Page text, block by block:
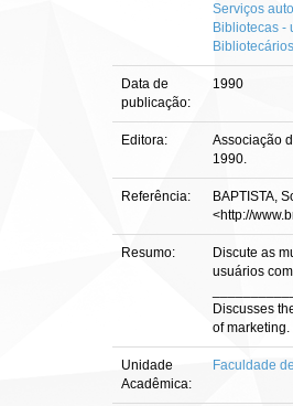
Serviços
Bibliotecas -
Data de
publicação:
1990
Editora:
Associação
1990.
Referência:
BAPTISTA,
<http://
Resumo:
Discute as
usuários
Discusses
of marketing.
Unidade
Acadêmica:
Faculdade